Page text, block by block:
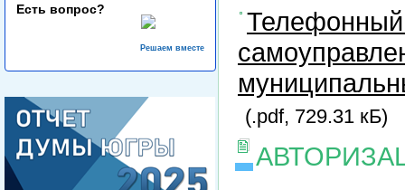
Есть вопрос?
Решаем вместе
Телефонный
(.pdf, 729.31 кБ)